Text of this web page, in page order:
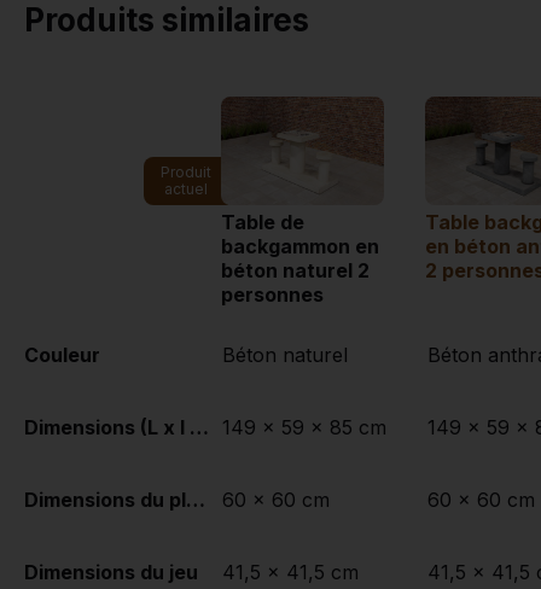
Produits similaires
Produit
actuel
Table de
backgammon en
béton naturel 2
personnes
Table
en béton
2
Couleur
Dimensions (L x l x h)
Dimensions du plateau de table (L x l)
Dimensions du jeu
Béton naturel
149 x 59 x 85 cm
60 x 60 cm
41,5 x 41,5 cm
Béton
149 x 59 x
60 x 60 cm
41,5 x 41,5